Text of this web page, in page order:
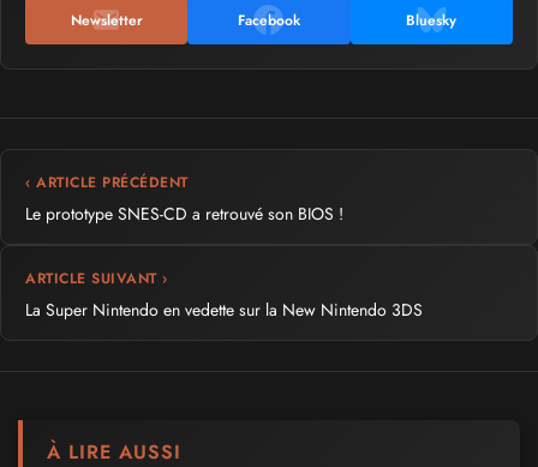
Newsletter Facebook Bluesky
‹ ARTICLE PRÉCÉDENT
Le prototype SNES-CD a retrouvé son BIOS !
ARTICLE SUIVANT ›
La Super Nintendo en vedette sur la New Nintendo 3DS
À LIRE AUSSI